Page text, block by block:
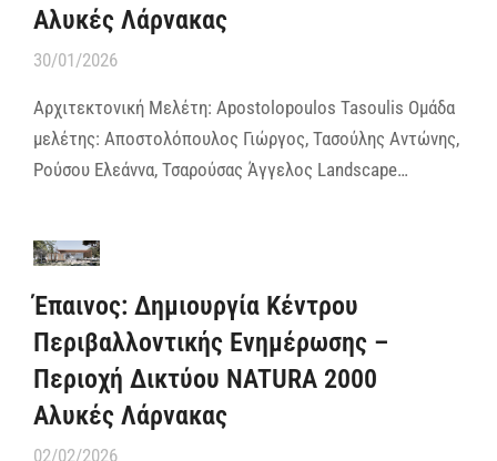
Αλυκές Λάρνακας
30/01/2026
Αρχιτεκτονική Μελέτη: Apostolopoulos Tasoulis Ομάδα
μελέτης: Αποστολόπουλος Γιώργος, Τασούλης Αντώνης,
Ρούσου Ελεάννα, Τσαρούσας Άγγελος Landscape…
Έπαινος: Δημιουργία Κέντρου
Περιβαλλοντικής Ενημέρωσης –
Περιοχή Δικτύου NATURA 2000
Αλυκές Λάρνακας
02/02/2026